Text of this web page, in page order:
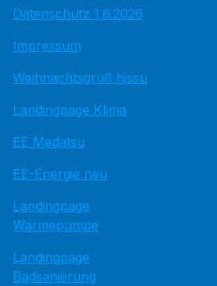
Datenschutz 1.6.2026
Impressum
Weihnachtsgruß hissu
Landingpage Klima
EE Medatsu
EE-Energie neu
Landingpage
Wärmepumpe
Landingpage
Badsanierung